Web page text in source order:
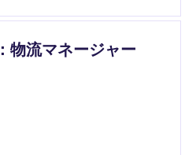
物流マネージャー